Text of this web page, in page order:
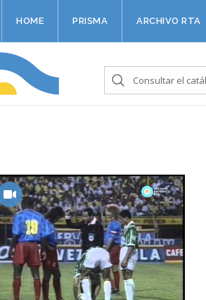
HOME PRISMA ARCHIVO RTA